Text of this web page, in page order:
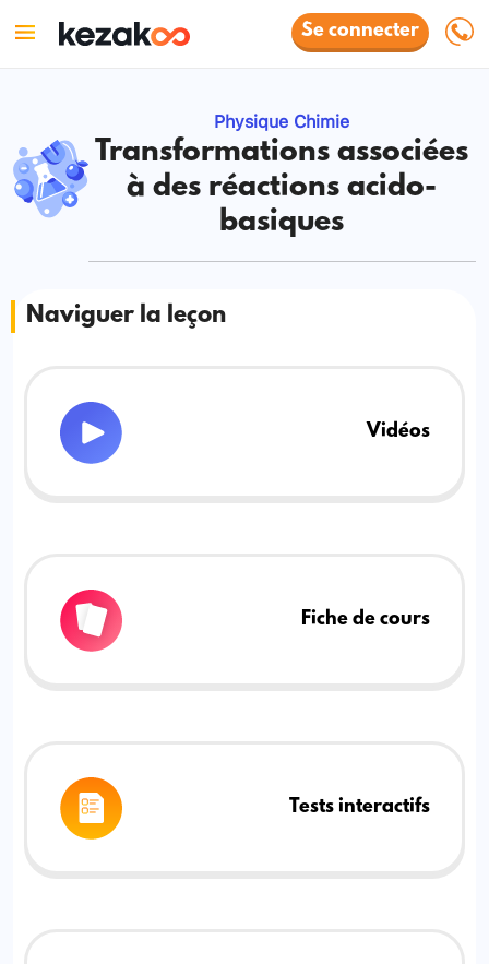
Se connecter
Physique Chimie
Transformations associées
à des réactions acido-
basiques
Naviguer la leçon
Vidéos
Fiche de cours
Tests interactifs